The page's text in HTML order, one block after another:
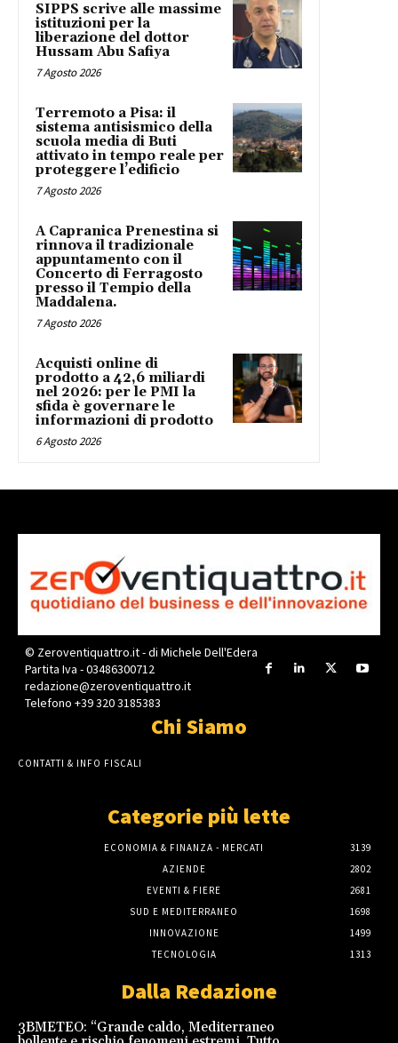
SIPPS scrive alle massime
istituzioni per la
liberazione del dottor
Hussam Abu Safiya
7 Agosto 2026
Terremoto a Pisa: il
sistema antisismico della
scuola media di Buti
attivato in tempo reale per
proteggere l’edificio
7 Agosto 2026
A Capranica Prenestina si
rinnova il tradizionale
appuntamento con il
Concerto di Ferragosto
presso il Tempio della
Maddalena.
7 Agosto 2026
Acquisti online di
prodotto a 42,6 miliardi
nel 2026: per le PMI la
sfida è governare le
informazioni di prodotto
6 Agosto 2026
© Zeroventiquattro.it - di Michele Dell'Edera
Partita Iva - 03486300712
redazione@zeroventiquattro.it
Telefono +39 320 3185383
Chi Siamo
CONTATTI & INFO FISCALI
Categorie più lette
ECONOMIA & FINANZA - MERCATI
3139
AZIENDE
2802
EVENTI & FIERE
2681
SUD E MEDITERRANEO
1698
INNOVAZIONE
1499
TECNOLOGIA
1313
Dalla Redazione
3BMETEO: “Grande caldo, Mediterraneo